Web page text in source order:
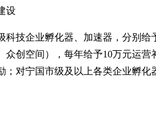
设
科技企业孵化器、加速器，分别
众创空间），每年给予10万元运
；对宁国市级及以上各类企业孵